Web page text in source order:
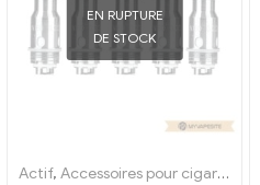
EN RUPTURE
DE STOCK
Actif, Accessoires pour cigarettes électroniques